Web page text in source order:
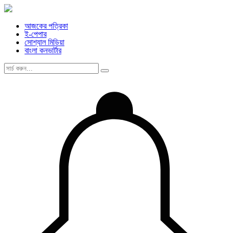
আজকের পত্রিকা
ই-পেপার
সোশ্যাল মিডিয়া
বাংলা কনভার্টার